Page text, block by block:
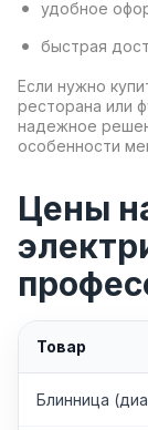
удобное
быстрая
Если нужно
ресторана или
надежное
особенности
Цены
Товар
Блинница